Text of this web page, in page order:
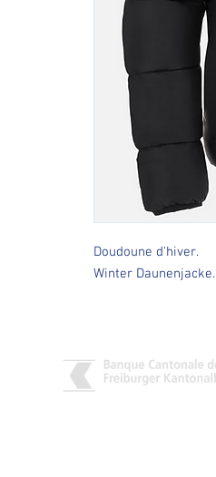
Doudoune d'hiver.
Winter Daunenjacke.